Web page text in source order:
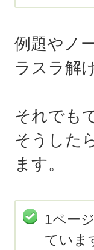
例題やノ
ラスラ解
それでも
そうした
ます。
1ペー
ていま